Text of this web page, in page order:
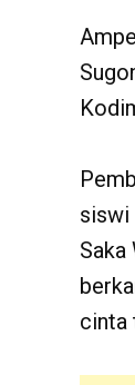
siswi
Saka
cinta